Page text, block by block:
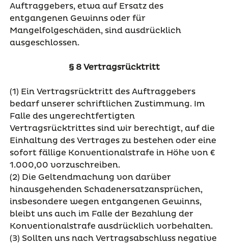
Auftraggebers, etwa auf Ersatz des
entgangenen Gewinns oder für
Mangelfolgeschäden, sind ausdrücklich
ausgeschlossen.
§ 8 Vertragsrücktritt
(1) Ein Vertragsrücktritt des Auftraggebers
bedarf unserer schriftlichen Zustimmung. Im
Falle des ungerechtfertigten
Vertragsrücktrittes sind wir berechtigt, auf die
Einhaltung des Vertrages zu bestehen oder eine
sofort fällige Konventionalstrafe in Höhe von €
1.000,00 vorzuschreiben.
(2) Die Geltendmachung von darüber
hinausgehenden Schadenersatzansprüchen,
insbesondere wegen entgangenen Gewinns,
bleibt uns auch im Falle der Bezahlung der
Konventionalstrafe ausdrücklich vorbehalten.
(3) Sollten uns nach Vertragsabschluss negative